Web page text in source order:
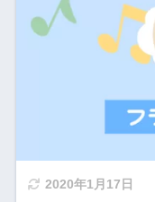
2020年1月17日